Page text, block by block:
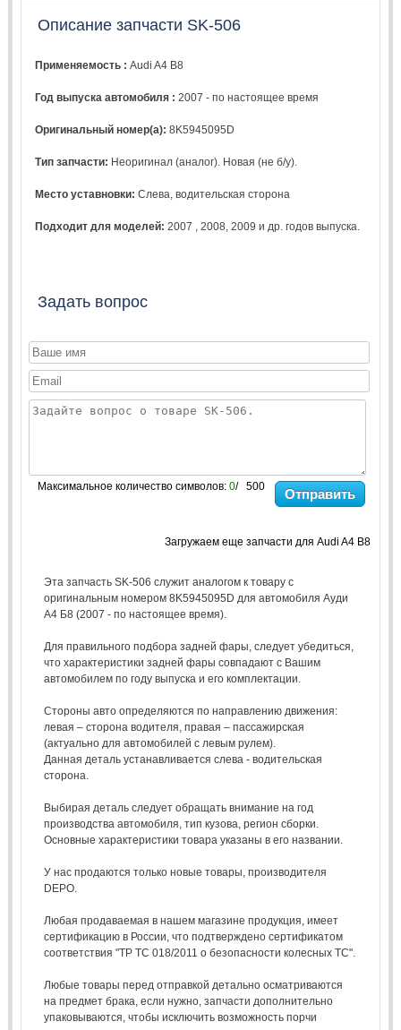
Описание запчасти SK-506
Применяемость :Audi A4 B8
Год выпуска автомобиля :2007 - по настоящее время
Оригинальный номер(а):8K5945095D
Тип запчасти: Неоригинал (аналог). Новая (не б/у).
Место уставновки:Слева, водительская сторона
Подходит для моделей: 2007 ,2008 ,2009 и др. годов выпуска.
Задать вопрос
Максимальное количество символов: 0/ 500 Отправить
Загружаем еще запчасти для Audi A4 B8
Эта запчасть SK-506 служит аналогом к товару с
оригинальным номером 8K5945095D для автомобиля Ауди
А4 Б8 (2007 - по настоящее время).
Для правильного подбора задней фары, следует убедиться,
что характеристики задней фары совпадают с Вашим
автомобилем по году выпуска и его комплектации.
Стороны авто определяются по направлению движения:
левая – сторона водителя, правая – пассажирская
(актуально для автомобилей с левым рулем).
Данная деталь устанавливается слева - водительская
сторона.
Выбирая деталь следует обращать внимание на год
производства автомобиля, тип кузова, регион сборки.
Основные характеристики товара указаны в его названии.
У нас продаются только новые товары, производителя
DEPO.
Любая продаваемая в нашем магазине продукция, имеет
сертификацию в России, что подтверждено сертификатом
соответствия "ТР ТС 018/2011 о безопасности колесных ТС".
Любые товары перед отправкой детально осматриваются
на предмет брака, если нужно, запчасти дополнительно
упаковываются, чтобы исключить возможность порчи